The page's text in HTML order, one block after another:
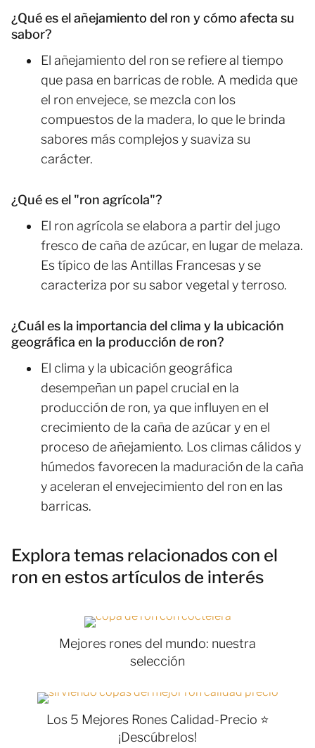
¿Qué es el añejamiento del ron y cómo afecta su
sabor?
El añejamiento del ron se refiere al tiempo
que pasa en barricas de roble. A medida que
el ron envejece, se mezcla con los
compuestos de la madera, lo que le brinda
sabores más complejos y suaviza su
carácter.
¿Qué es el "ron agrícola"?
El ron agrícola se elabora a partir del jugo
fresco de caña de azúcar, en lugar de melaza.
Es típico de las Antillas Francesas y se
caracteriza por su sabor vegetal y terroso.
¿Cuál es la importancia del clima y la ubicación
geográfica en la producción de ron?
El clima y la ubicación geográfica
desempeñan un papel crucial en la
producción de ron, ya que influyen en el
crecimiento de la caña de azúcar y en el
proceso de añejamiento. Los climas cálidos y
húmedos favorecen la maduración de la caña
y aceleran el envejecimiento del ron en las
barricas.
Explora temas relacionados con el
ron en estos artículos de interés
Mejores rones del mundo: nuestra
selección
Los 5 Mejores Rones Calidad-Precio ⭐
¡Descúbrelos!